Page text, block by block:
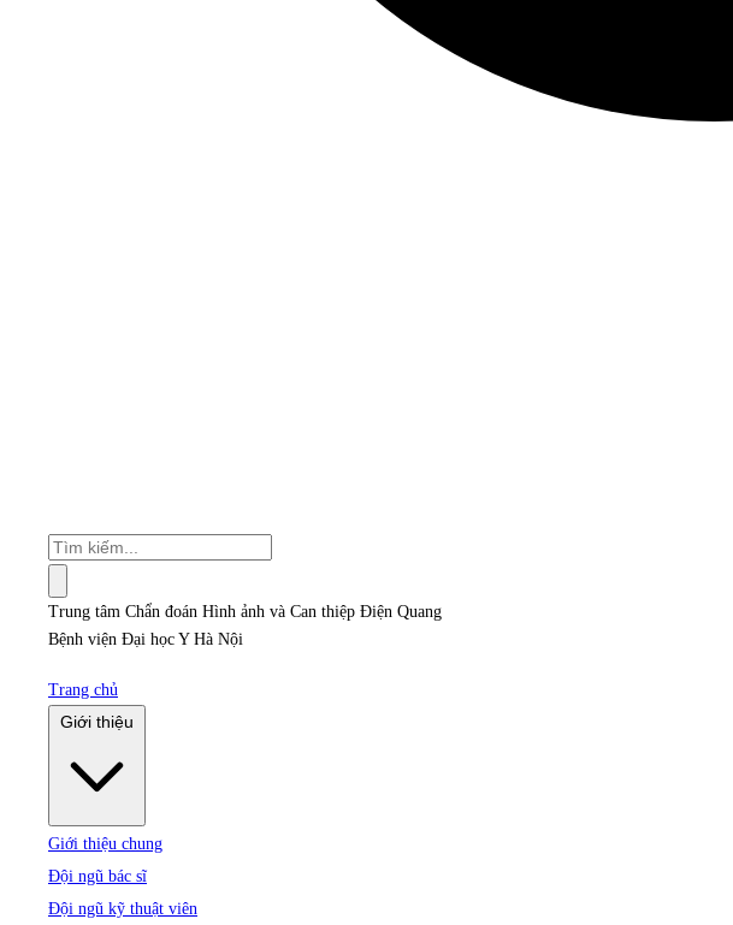
Trung tâm Chẩn đoán Hình ảnh và Can thiệp Điện Quang
Bệnh viện Đại học Y Hà Nội
Trang chủ
Giới thiệu chung
Đội ngũ bác sĩ
Đội ngũ kỹ thuật viên